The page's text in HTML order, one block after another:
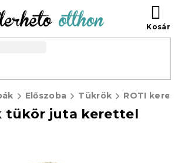
Előszoba Tükrök ROTI
tükör juta kerettel